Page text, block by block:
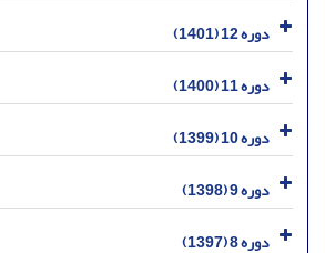
دوره 12 (1401)
دوره 11 (1400)
دوره 10 (1399)
دوره 9 (1398)
دوره 8 (1397)